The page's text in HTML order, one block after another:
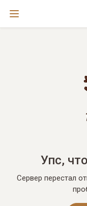
Упс,
Сервер перестал